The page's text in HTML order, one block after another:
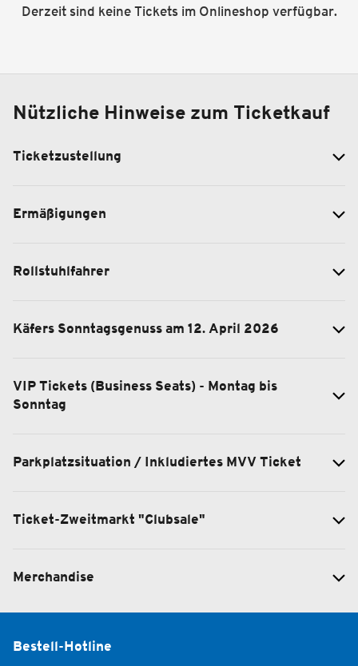
Derzeit sind keine Tickets im Onlineshop verfügbar.
Nützliche Hinweise zum Ticketkauf
Ticketzustellung
Ermäßigungen
Rollstuhlfahrer
Käfers Sonntagsgenuss am 12. April 2026
VIP Tickets (Business Seats) - Montag bis
Sonntag
Parkplatzsituation / Inkludiertes MVV Ticket
Ticket-Zweitmarkt "Clubsale"
Merchandise
Bestell-Hotline